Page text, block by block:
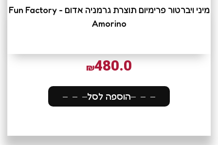
מיני ויברטור פרימיום תוצרת גרמניה אדום Fun Factory -
Amorino
₪480.0
הוספה לסל